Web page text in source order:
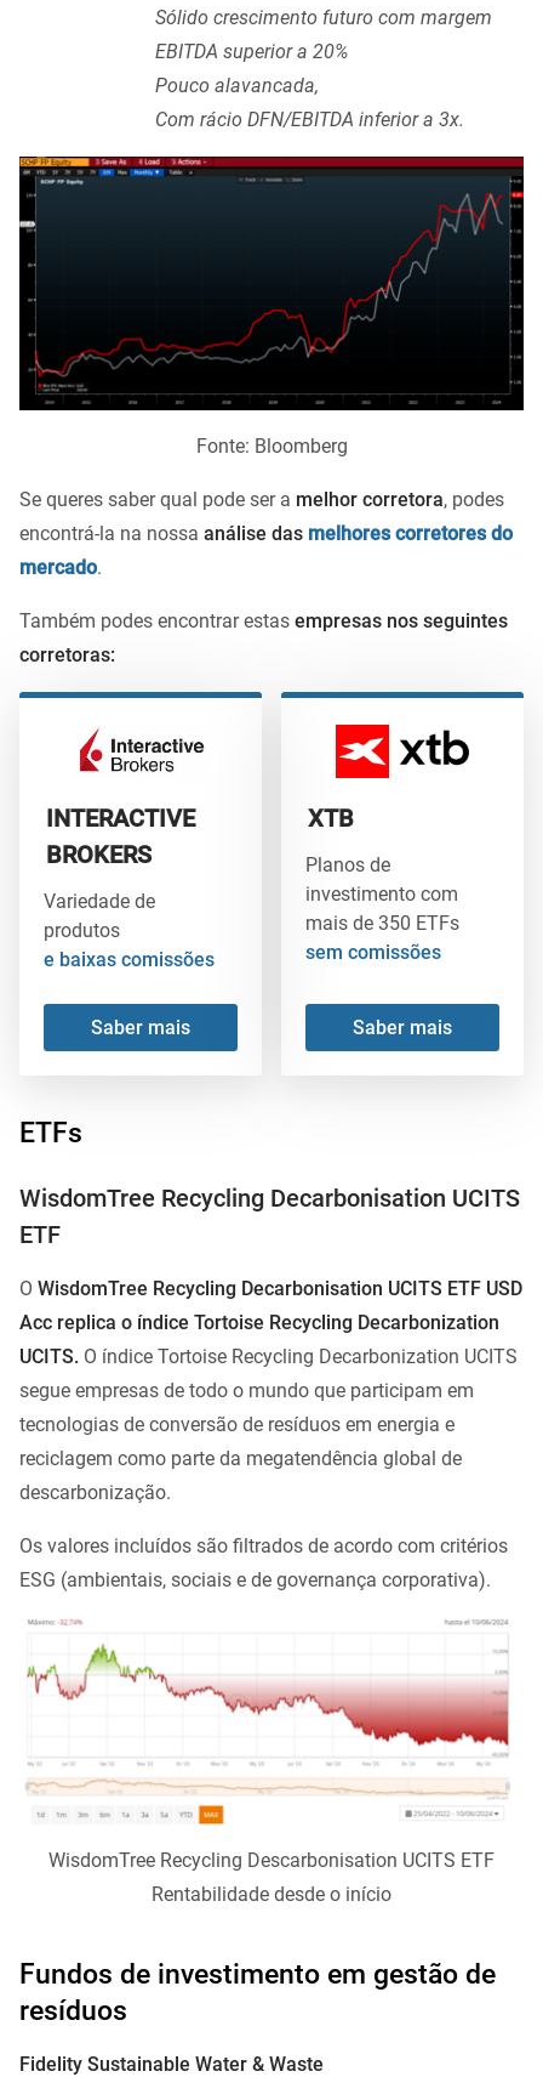
Sólido crescimento futuro com margem
EBITDA superior a 20%
Pouco alavancada,
Com rácio DFN/EBITDA inferior a 3x.
Fonte: Bloomberg
Se queres saber qual pode ser a melhor corretora, podes
encontrá-la na nossa análise das melhores corretores do
mercado.
Também podes encontrar estas empresas nos seguintes
corretoras:
INTERACTIVE
BROKERS
Variedade de
produtos
e baixas comissões
Saber mais
XTB
Planos de
investimento com
mais de 350 ETFs
sem comissões
Saber mais
ETFs
WisdomTree Recycling Decarbonisation UCITS
ETF
O WisdomTree Recycling Decarbonisation UCITS ETF USD
Acc replica o índice Tortoise Recycling Decarbonization
UCITS. O índice Tortoise Recycling Decarbonization UCITS
segue empresas de todo o mundo que participam em
tecnologias de conversão de resíduos em energia e
reciclagem como parte da megatendência global de
descarbonização.
Os valores incluídos são filtrados de acordo com critérios
ESG (ambientais, sociais e de governança corporativa).
WisdomTree Recycling Descarbonisation UCITS ETF
Rentabilidade desde o início
Fundos de investimento em gestão de
resíduos
Fidelity Sustainable Water & Waste